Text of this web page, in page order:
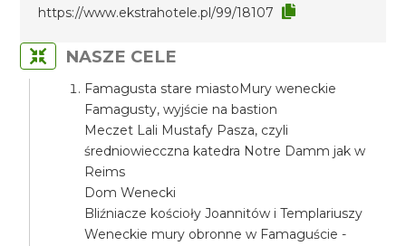
https://www.ekstrahotele.pl/99/18107
NASZE CELE
Famagusta stare miastoMury weneckie
Famagusty, wyjście na bastion
Meczet Lali Mustafy Pasza, czyli
średniowiecczna katedra Notre Damm jak w
Reims
Dom Wenecki
Bliźniacze kościoły Joannitów i Templariuszy
Weneckie mury obronne w Famaguście -